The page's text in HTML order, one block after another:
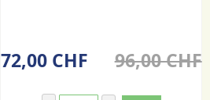
72,00 CHF 96,00 CHF